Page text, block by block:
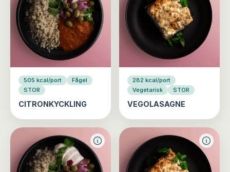
505 kcal/port
Fågel
STOR
CITRONKYCKLING
282 kcal/port
Vegetarisk
STOR
VEGOLASAGNE